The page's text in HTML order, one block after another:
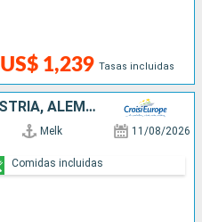
US$ 1,239 Tasas incluidas
HUNGRÍA, ESLOVAQUIA, AUSTRIA, ALEMANIA
Melk 11/08/2026
Comidas incluidas